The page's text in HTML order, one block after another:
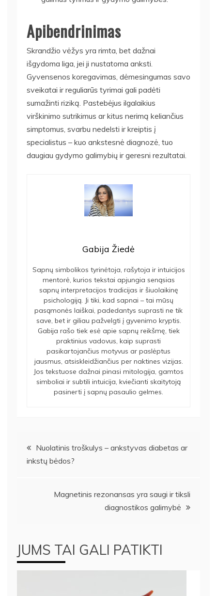
Apibendrinimas
Skrandžio vėžys yra rimta, bet dažnai
išgydoma liga, jei ji nustatoma anksti.
Gyvensenos koregavimas, dėmesingumas savo
sveikatai ir reguliarūs tyrimai gali padėti
sumažinti riziką. Pastebėjus ilgalaikius
virškinimo sutrikimus ar kitus nerimą keliančius
simptomus, svarbu nedelsti ir kreiptis į
specialistus – kuo ankstesnė diagnozė, tuo
daugiau gydymo galimybių ir geresni rezultatai.
Gabija Žiedė
Sapnų simbolikos tyrinėtoja, rašytoja ir intuicijos
mentorė, kurios tekstai apjungia senąsias
sapnų interpretacijos tradicijas ir šiuolaikinę
psichologiją. Ji tiki, kad sapnai – tai mūsų
pasąmonės laiškai, padedantys suprasti ne tik
save, bet ir giliau pažvelgti į gyvenimo kryptis.
Gabija rašo tiek esė apie sapnų reikšmę, tiek
praktinius vadovus, kaip suprasti
pasikartojančius motyvus ar paslėptus
jausmus, atsiskleidžiančius per naktines vizijas.
Jos tekstuose dažnai pinasi mitologija, gamtos
simboliai ir subtili intuicija, kviečianti skaitytoją
pasinerti į sapnų pasaulio gelmes.
Navigacija
tarp
Nuolatinis troškulys – ankstyvas diabetas ar
inkstų bėdos?
Magnetinis rezonansas yra saugi ir tiksli
diagnostikos galimybė
JUMS TAI GALI PATIKTI